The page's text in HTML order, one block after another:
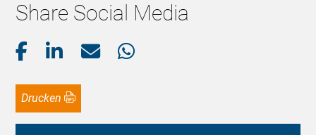
Share Social Media
Drucken